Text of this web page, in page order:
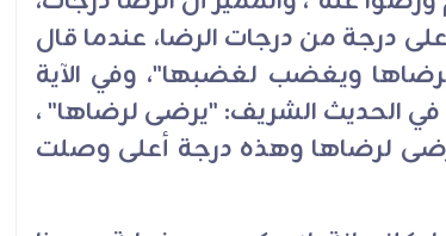
درجة من درجات الرضا، عندما قال
ويغضب لغضبها"، وفي الآية
الحديث الشريف: "يرضى لرضاها" ،
لرضاها وهذه درجة أعلى وصلت